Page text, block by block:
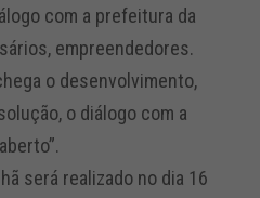
com a prefeitura da
empreendedores.
o desenvolvimento,
o diálogo com a
será realizado no dia 16